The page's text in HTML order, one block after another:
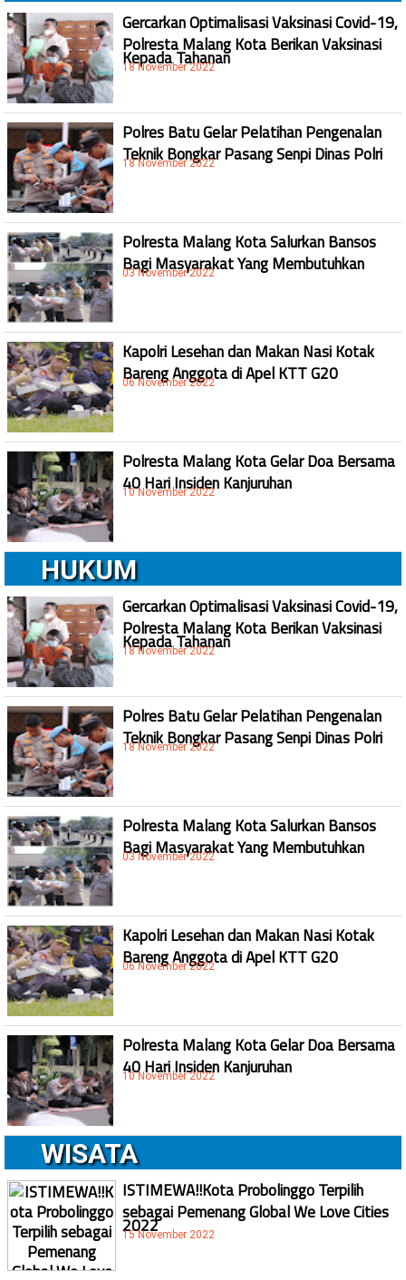
Gercarkan Optimalisasi Vaksinasi Covid-19,
Polresta Malang Kota Berikan Vaksinasi
Kepada Tahanan
18 November 2022
Polres Batu Gelar Pelatihan Pengenalan
Teknik Bongkar Pasang Senpi Dinas Polri
18 November 2022
Polresta Malang Kota Salurkan Bansos
Bagi Masyarakat Yang Membutuhkan
03 November 2022
Kapolri Lesehan dan Makan Nasi Kotak
Bareng Anggota di Apel KTT G20
06 November 2022
Polresta Malang Kota Gelar Doa Bersama
40 Hari Insiden Kanjuruhan
10 November 2022
HUKUM
Gercarkan Optimalisasi Vaksinasi Covid-19,
Polresta Malang Kota Berikan Vaksinasi
Kepada Tahanan
18 November 2022
Polres Batu Gelar Pelatihan Pengenalan
Teknik Bongkar Pasang Senpi Dinas Polri
18 November 2022
Polresta Malang Kota Salurkan Bansos
Bagi Masyarakat Yang Membutuhkan
03 November 2022
Kapolri Lesehan dan Makan Nasi Kotak
Bareng Anggota di Apel KTT G20
06 November 2022
Polresta Malang Kota Gelar Doa Bersama
40 Hari Insiden Kanjuruhan
10 November 2022
WISATA
ISTIMEWA!!Kota Probolinggo Terpilih
sebagai Pemenang Global We Love Cities
2022
15 November 2022